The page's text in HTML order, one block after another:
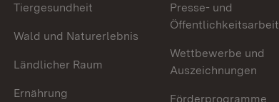
Tiergesundheit
Wald und Naturerlebnis
Ländlicher Raum
Ernährung
Presse- und
Öffentlichkeitsarbeit
Wettbewerbe und
Auszeichnungen
Förderprogramme